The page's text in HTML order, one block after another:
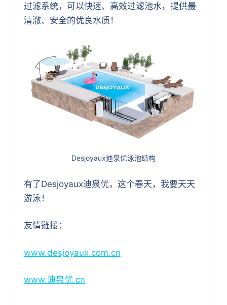
过滤系统，可以快速、高效过滤池水，提供最
清澈、安全的优良水质！
Desjoyaux迪泉优泳池结构
有了Desjoyaux迪泉优，这个春天，我要天天
游泳！
友情链接：
www.desjoyaux.com.cn
www.迪泉优.cn